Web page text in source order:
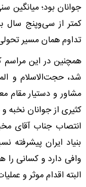
جوانان بود؛
کمتر از سی‌وپنج سال
تداوم همان مسیر
همچنین در این مراسم
شد، حجت‌الاسلام و
مشاور و دستیار مقام
کثیری از جوانان نخبه
انتصاب جناب آقای
بنیاد ایران
وافی دارد و کسانی را
البته اقدام موثر و